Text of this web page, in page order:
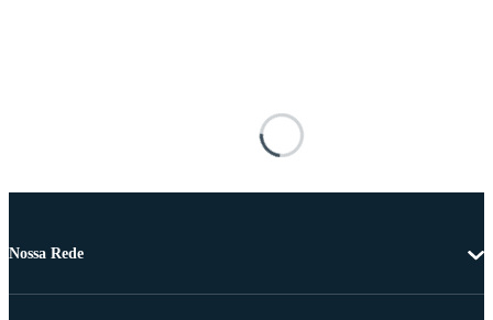
Nossa Rede